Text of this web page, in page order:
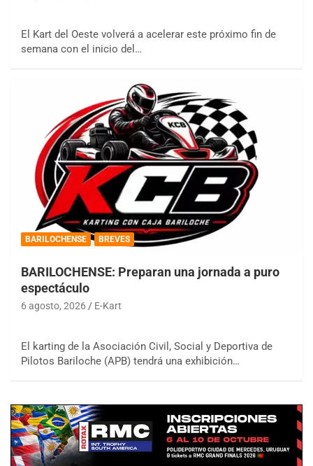
El Kart del Oeste volverá a acelerar este próximo fin de
semana con el inicio del…
BARILOCHENSE BREVES
BARILOCHENSE: Preparan una jornada a puro
espectáculo
6 agosto, 2026 E-Kart
El karting de la Asociación Civil, Social y Deportiva de
Pilotos Bariloche (APB) tendrá una exhibición…